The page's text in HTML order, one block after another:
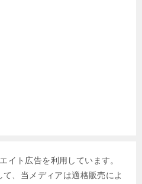
ト広告を利用しています。
、当メディアは適格販売によ